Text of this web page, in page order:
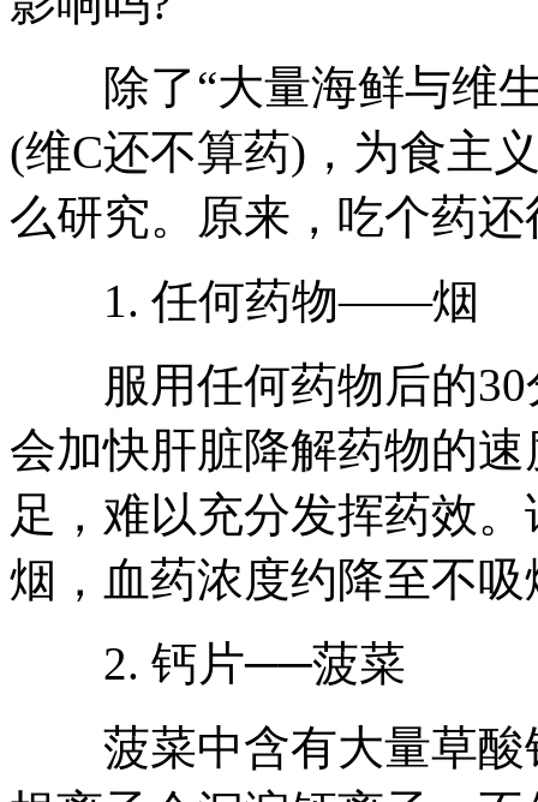
除了“大量海鲜与维生
(维C还不算药)，为食主
么研究。原来，吃个药
1. 任何药物——烟
服用任何药物后的30
会加快肝脏降解药物的
足，难以充分发挥药效
烟，血药浓度约降至不吸
2. 钙片──菠菜
菠菜中含有大量草酸